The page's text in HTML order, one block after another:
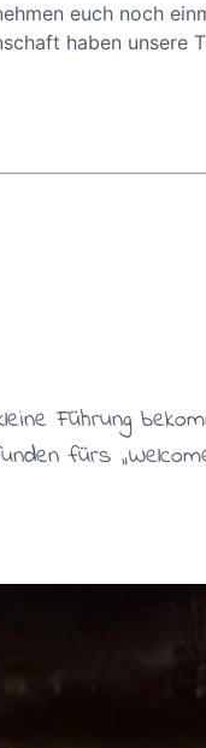
euch noch
haben unsere
Führung
fürs